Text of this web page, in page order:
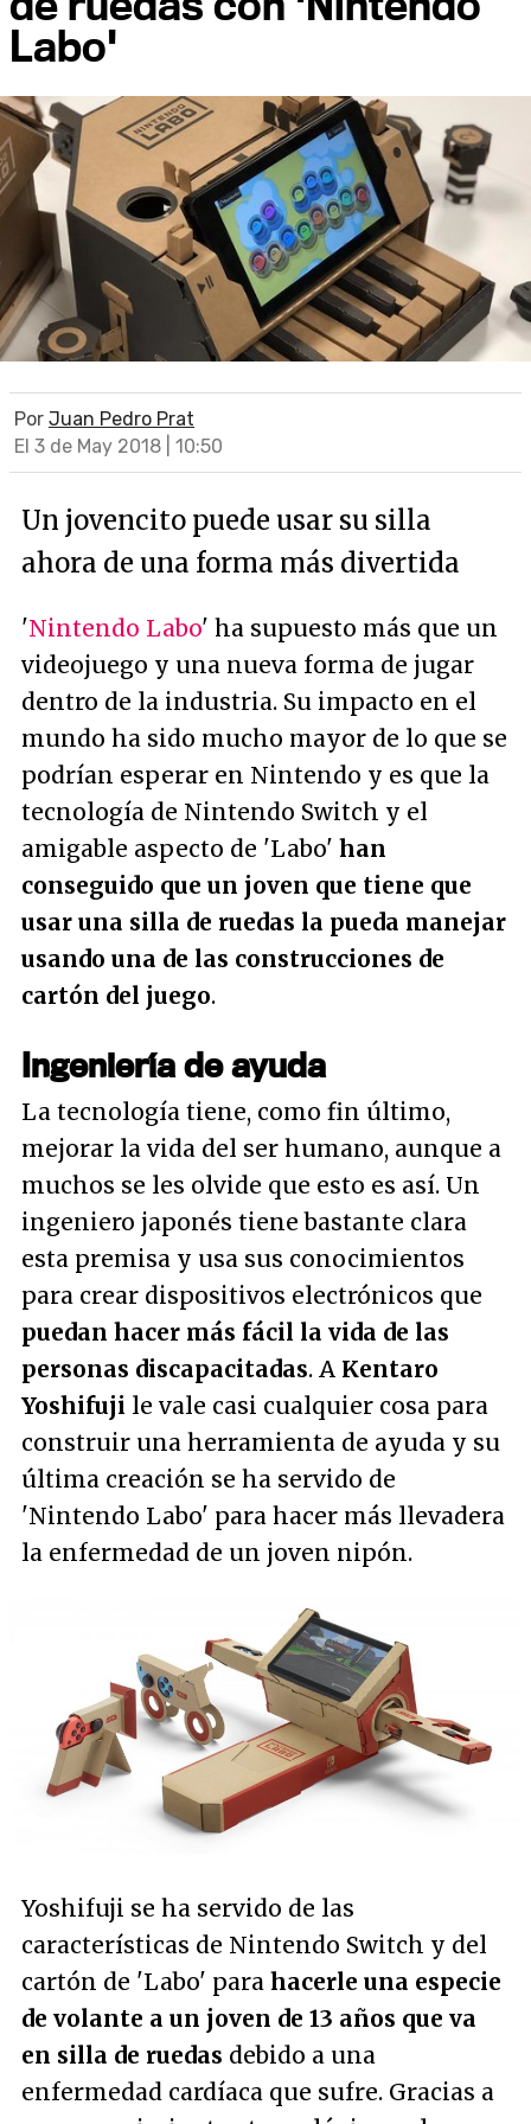
Labo'
Por Juan Pedro Prat
El 3 de May 2018 | 10:50
Un jovencito puede usar su silla
ahora de una forma más divertida
'Nintendo Labo' ha supuesto más que un
videojuego y una nueva forma de jugar
dentro de la industria. Su impacto en el
mundo ha sido mucho mayor de lo que se
podrían esperar en Nintendo y es que la
tecnología de Nintendo Switch y el
amigable aspecto de 'Labo' han
conseguido que un joven que tiene que
usar una silla de ruedas la pueda manejar
usando una de las construcciones de
cartón del juego.
Ingeniería de ayuda
La tecnología tiene, como fin último,
mejorar la vida del ser humano, aunque a
muchos se les olvide que esto es así. Un
ingeniero japonés tiene bastante clara
esta premisa y usa sus conocimientos
para crear dispositivos electrónicos que
puedan hacer más fácil la vida de las
personas discapacitadas. A Kentaro
Yoshifuji le vale casi cualquier cosa para
construir una herramienta de ayuda y su
última creación se ha servido de
'Nintendo Labo' para hacer más llevadera
la enfermedad de un joven nipón.
Yoshifuji se ha servido de las
características de Nintendo Switch y del
cartón de 'Labo' para hacerle una especie
de volante a un joven de 13 años que va
en silla de ruedas debido a una
enfermedad cardíaca que sufre. Gracias a